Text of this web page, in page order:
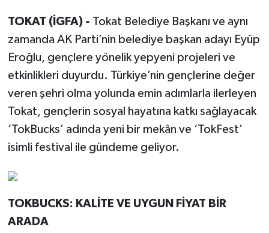
TOKAT (İGFA) - Tokat Belediye Başkanı ve aynı
zamanda AK Parti’nin belediye başkan adayı Eyüp
Eroğlu, gençlere yönelik yepyeni projeleri ve
etkinlikleri duyurdu. Türkiye’nin gençlerine değer
veren şehri olma yolunda emin adımlarla ilerleyen
Tokat, gençlerin sosyal hayatına katkı sağlayacak
‘TokBucks’ adında yeni bir mekân ve ‘TokFest’
isimli festival ile gündeme geliyor.
TOKBUCKS: KALİTE VE UYGUN FİYAT BİR
ARADA